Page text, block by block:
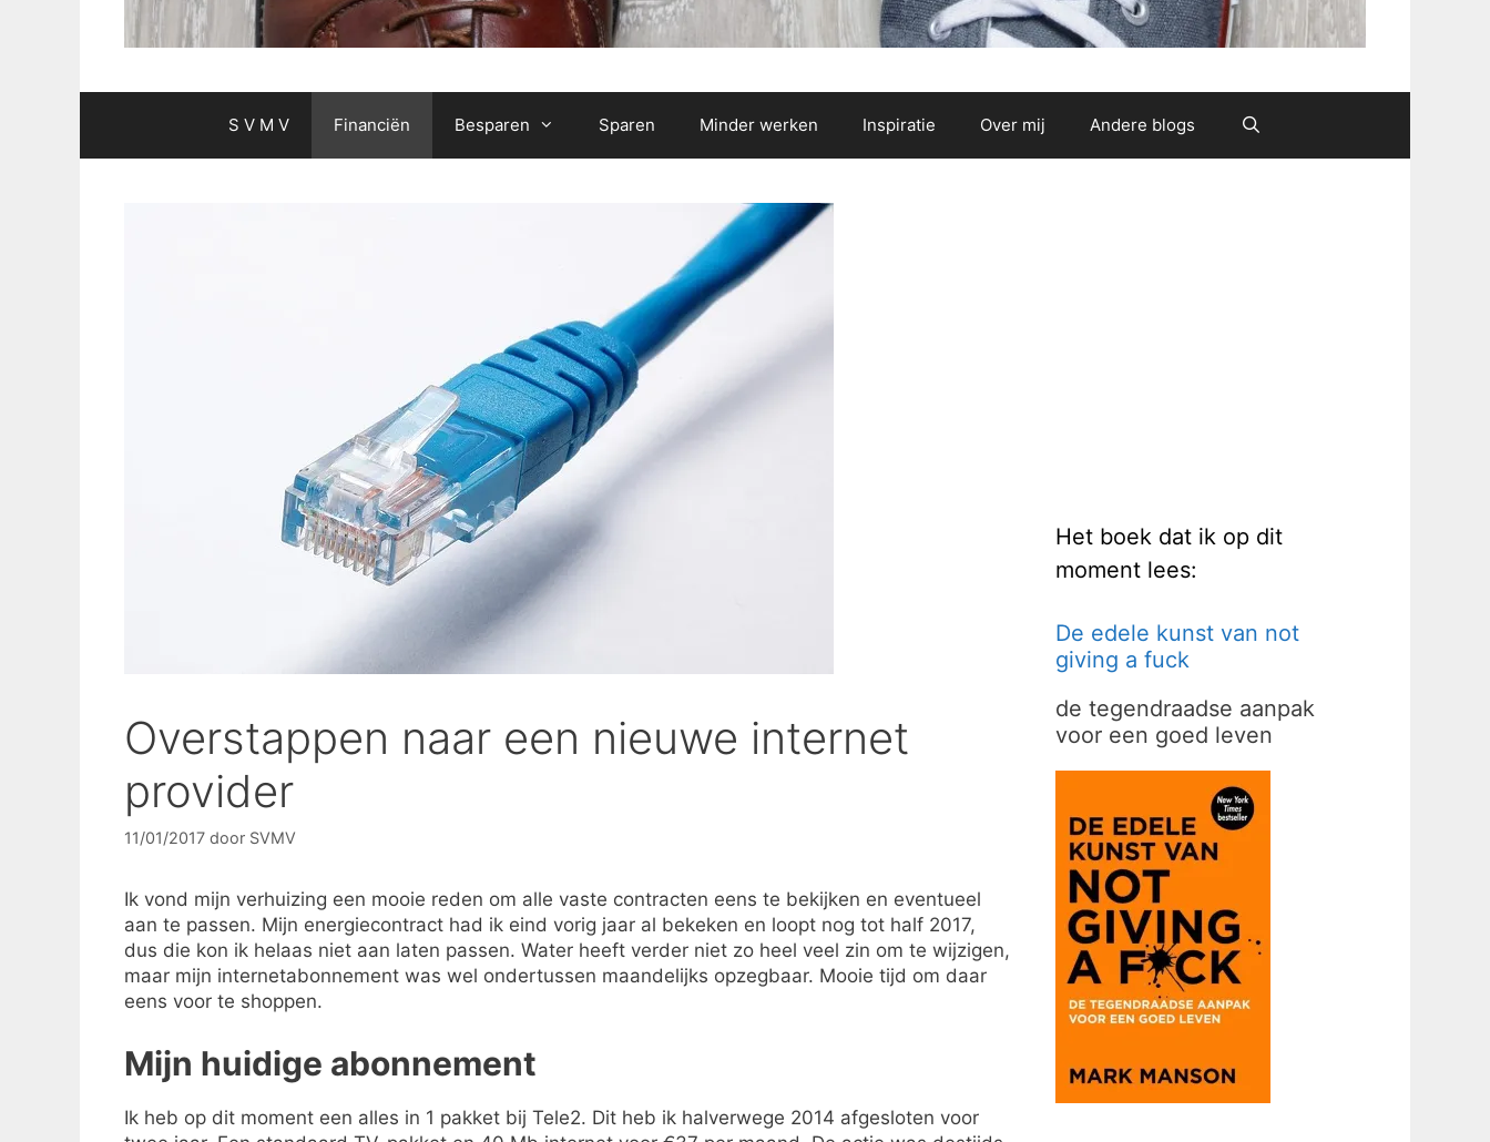
S V M V Financiën Besparen Sparen Minder werken Inspiratie Over mij Andere blogs
Overstappen naar een nieuwe internet
provider
11/01/2017 door SVMV
Ik vond mijn verhuizing een mooie reden om alle vaste contracten eens te bekijken en eventueel
aan te passen. Mijn energiecontract had ik eind vorig jaar al bekeken en loopt nog tot half 2017,
dus die kon ik helaas niet aan laten passen. Water heeft verder niet zo heel veel zin om te wijzigen,
maar mijn internetabonnement was wel ondertussen maandelijks opzegbaar. Mooie tijd om daar
eens voor te shoppen.
Mijn huidige abonnement
Ik heb op dit moment een alles in 1 pakket bij Tele2. Dit heb ik halverwege 2014 afgesloten voor
Het boek dat ik op dit
moment lees:
De edele kunst van not
giving a fuck
de tegendraadse aanpak
voor een goed leven